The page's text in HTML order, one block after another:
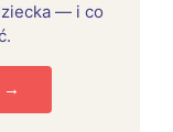
— i co
→